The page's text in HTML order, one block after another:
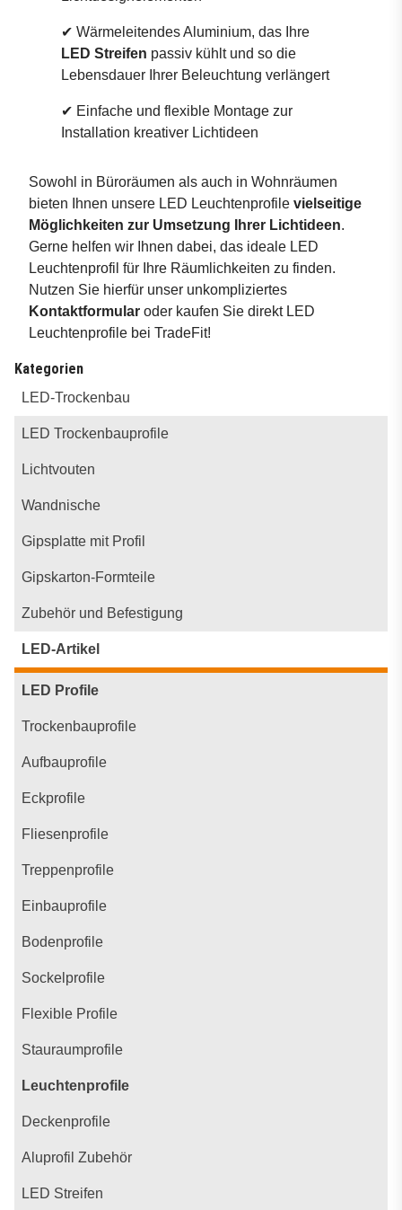
✔ Wärmeleitendes Aluminium, das Ihre
LED Streifen passiv kühlt und so die
Lebensdauer Ihrer Beleuchtung verlängert
✔ Einfache und flexible Montage zur
Installation kreativer Lichtideen
Sowohl in Büroräumen als auch in Wohnräumen
bieten Ihnen unsere LED Leuchtenprofile vielseitige
Möglichkeiten zur Umsetzung Ihrer Lichtideen.
Gerne helfen wir Ihnen dabei, das ideale LED
Leuchtenprofil für Ihre Räumlichkeiten zu finden.
Nutzen Sie hierfür unser unkompliziertes
Kontaktformular oder kaufen Sie direkt LED
Leuchtenprofile bei TradeFit!
Kategorien
LED-Trockenbau
LED Trockenbauprofile
Lichtvouten
Wandnische
Gipsplatte mit Profil
Gipskarton-Formteile
Zubehör und Befestigung
LED-Artikel
LED Profile
Trockenbauprofile
Aufbauprofile
Eckprofile
Fliesenprofile
Treppenprofile
Einbauprofile
Bodenprofile
Sockelprofile
Flexible Profile
Stauraumprofile
Leuchtenprofile
Deckenprofile
Aluprofil Zubehör
LED Streifen